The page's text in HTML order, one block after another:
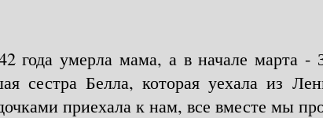
года умерла мама, а в начале марта
сестра Белла, которая уехала из
приехала к нам, все вместе мы